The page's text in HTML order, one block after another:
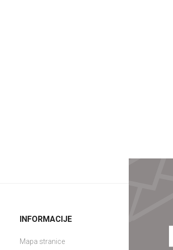
INFORMACIJE
Mapa stranice